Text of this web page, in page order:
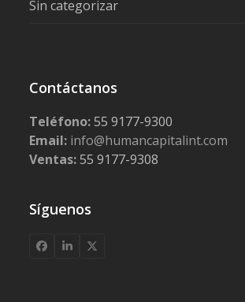
Sin categorizar
Contáctanos
Teléfono:55 9177-9300
Email: info@humancapitalint.com
Ventas:55 9177-9308
Síguenos
Facebook
LinkedIn
X